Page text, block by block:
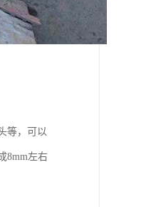
等，可以
8mm左右